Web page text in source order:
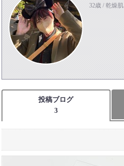
32歳 / 乾燥肌
投稿ブログ
3